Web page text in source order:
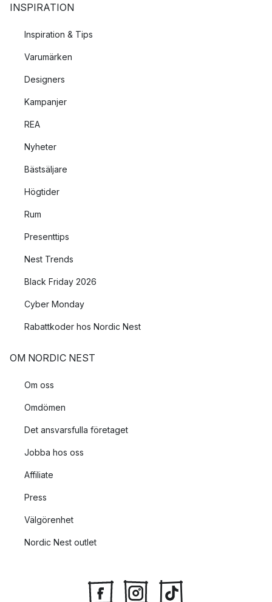
INSPIRATION
Inspiration & Tips
Varumärken
Designers
Kampanjer
REA
Nyheter
Bästsäljare
Högtider
Rum
Presenttips
Nest Trends
Black Friday 2026
Cyber Monday
Rabattkoder hos Nordic Nest
OM NORDIC NEST
Om oss
Omdömen
Det ansvarsfulla företaget
Jobba hos oss
Affiliate
Press
Välgörenhet
Nordic Nest outlet